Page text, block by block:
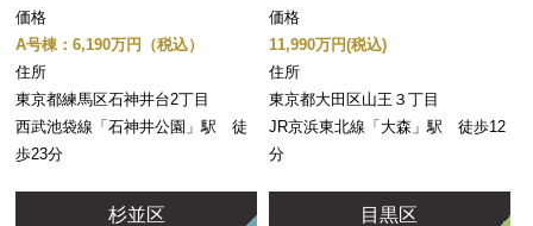
価格
A号棟：6,190万円（税込）
住所
東京都練馬区石神井台2丁目
西武池袋線「石神井公園」駅 徒
歩23分
価格
11,990万円(税込)
住所
東京都大田区山王３丁目
JR京浜東北線「大森」駅 徒歩12
分
杉並区 目黒区